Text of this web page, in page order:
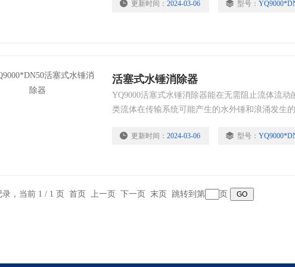
层建筑的给水泵或小型装置。
更新时间： 2024-03-06 型号：
活塞式水锤消除器
YQ9000活塞式水锤消除器能在无需阻止流体流动
类流体在传输系统可能产生的水外锤和浪涌发生
更新时间： 2024-03-06 型号：
录，当前 1 / 1 页 首页 上一页 下一页 末页 跳转到第 页